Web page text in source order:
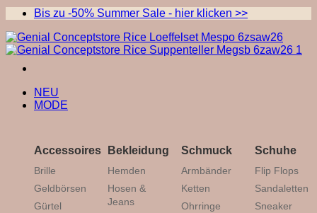
NEU
MODE
Accessoires
Brille
Geldbörsen
Gürtel
Bekleidung
Hemden
Hosen &
Jeans
Schmuck
Armbänder
Ketten
Ohrringe
Schuhe
Flip Flops
Sandaletten
Sneaker
Bis zu -50% Summer Sale - hier klicken >>